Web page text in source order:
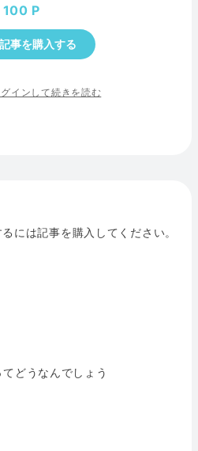
100
事を購入する
グインして続きを読む
には記事を購入してください。
どうなんでしょう